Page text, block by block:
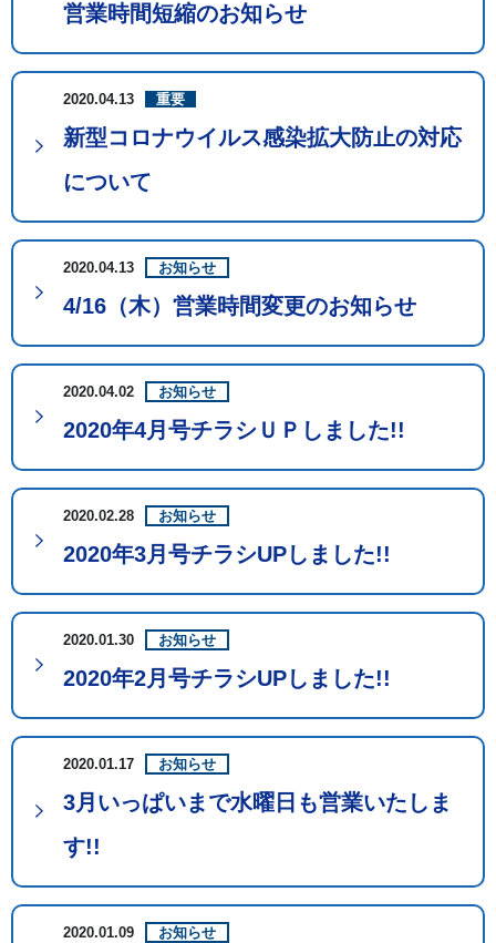
営業時間短縮のお知らせ
2020.04.13 重要
新型コロナウイルス感染拡大防止の対応
について
2020.04.13 お知らせ
4/16（木）営業時間変更のお知らせ
2020.04.02 お知らせ
2020年4月号チラシＵＰしました!!
2020.02.28 お知らせ
2020年3月号チラシUPしました!!
2020.01.30 お知らせ
2020年2月号チラシUPしました!!
2020.01.17 お知らせ
3月いっぱいまで水曜日も営業いたしま
す!!
2020.01.09 お知らせ